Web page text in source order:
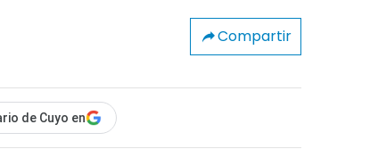
Compartir
de Cuyo en